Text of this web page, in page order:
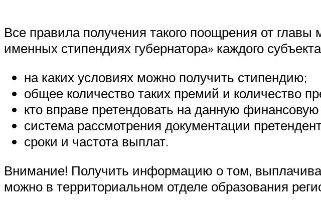
Все правила получения такого поощрения от
именных стипендиях губернатора» каждого
на каких условиях можно получить стипендию;
общее количество таких премий и количество
кто вправе претендовать на данную
система рассмотрения документации
сроки и частота выплат.
Внимание! Получить информацию о том,
можно в территориальном отделе образования